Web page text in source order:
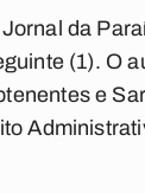
da
(1). O
e